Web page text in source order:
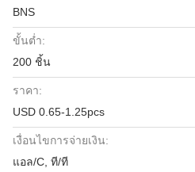
BNS
ขั้นต่ำ:
200 ชิ้น
ราคา:
USD 0.65-1.25pcs
เงื่อนไขการจ่ายเงิน:
แอล/C, ที/ที